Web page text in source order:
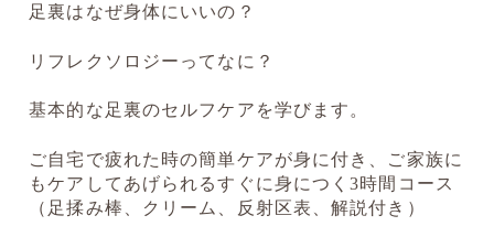
足裏はなぜ身体にいいの？
リフレクソロジーってなに？
基本的な足裏のセルフケアを学びます。
ご自宅で疲れた時の簡単ケアが身に付き、ご家族に
もケアしてあげられるすぐに身につく3時間コース
（足揉み棒、クリーム、反射区表、解説付き）